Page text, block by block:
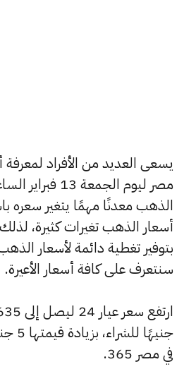
يسعى العديد من الأفراد
الذهب معدنًا مهمًا يتغير سعره
بتوفير تغطية دائمة لأسعار
سنتعرف على كافة أسعار الأعيرة.
في مصر 365.